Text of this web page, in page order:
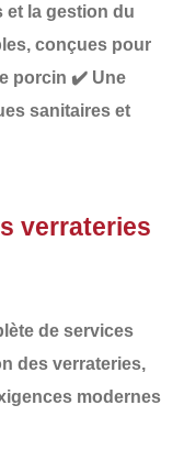
et la gestion du
, conçues pour
porcin ✔️ Une
sanitaires et
verrateries
de services
des verrateries,
modernes